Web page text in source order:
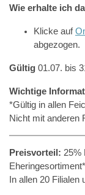
Wie erhalte ich
Klicke auf
abgezogen.
Gültig 01.07. bis
Wichtige
*Gültig in allen
Nicht mit anderen
Preisvorteil: 25%
Eheringesortiment*
In allen 20 Filialen